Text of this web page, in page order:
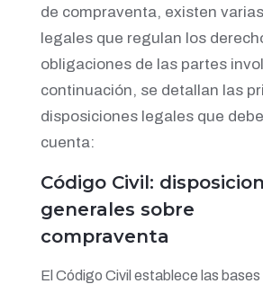
de compraventa, existen
legales que regulan los
obligaciones de las partes
continuación, se detallan las
disposiciones legales que
cuenta:
Código Civil:
generales sobre
compraventa
El Código Civil establece las